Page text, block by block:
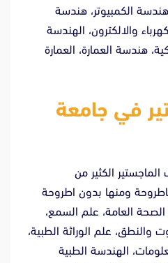
الكمبيوتر، هندسة
والالكترون، الهندسة
هندسة العمارة، العمارة
في جامعة
الكثير من
ومنها بدون اطروحة
الصحة العامة، علم السمع،
علم الوراثة الطبية،
الهندسة الطبية